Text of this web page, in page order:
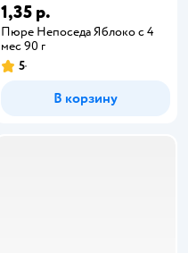
1,35 р.
Пюре Непоседа Яблоко с 4
мес 90 г
5
В корзину